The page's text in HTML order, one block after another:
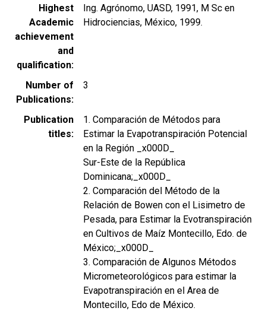
Highest
Academic
achievement
and
qualification
Ing. Agrónomo, UASD, 1991, M Sc en
Hidrociencias, México, 1999.
Number of
Publications
3
Publication
titles
1. Comparación de Métodos para
Estimar la Evapotranspiración Potencial
en la Región _x000D_
Sur-Este de la República
Dominicana;_x000D_
2. Comparación del Método de la
Relación de Bowen con el Lisimetro de
Pesada, para Estimar la Evotranspiración
en Cultivos de Maíz Montecillo, Edo. de
México;_x000D_
3. Comparación de Algunos Métodos
Micrometeorológicos para estimar la
Evapotranspiración en el Area de
Montecillo, Edo de México.